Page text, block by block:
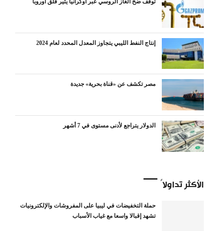
توقف ضخ الغاز الروسي عبر أوكرانيا يثير قلق أوروبا
إنتاج النفط الليبي يتجاوز المعدل المحدد لعام 2024
مصر تكشف عن «قناة بحرية» جديدة
الدولار يتراجع لأدنى مستوى في 7 أشهر
الأكثر تداولاً
حملة التخفيضات في ليبيا على المفروشات والإلكترونيات
تشهد إقبالا واسعا مع غياب الأسباب